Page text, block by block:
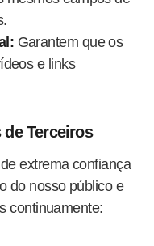
Garantem que os
e links
Terceiros
extrema confiança
do nosso público e
continuamente: